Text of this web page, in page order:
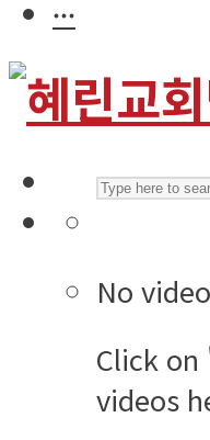
···
No
Click
videos